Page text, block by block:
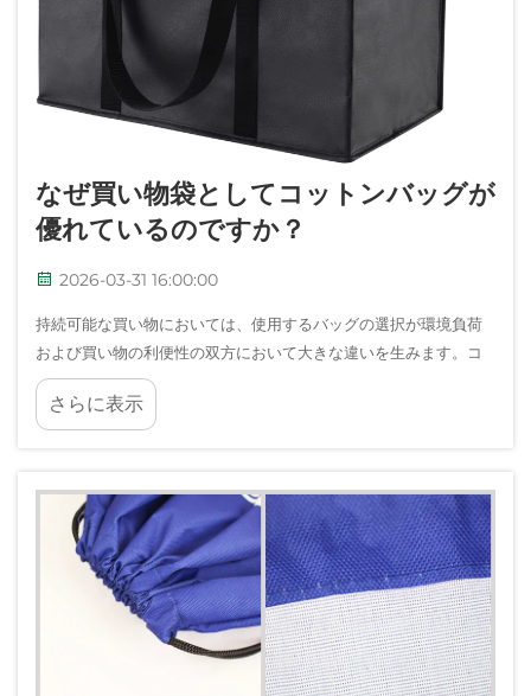
なぜ買い物袋としてコットンバッグが
優れているのですか？
2026-03-31 16:00:00
持続可能な買い物においては、使用するバッグの選択が環境負荷
および買い物の利便性の双方において大きな違いを生みます。コ
ットンバッグは、従来のプラスチック袋やその他の代替品と比較
して、多数の利点を備えています……
さらに表示